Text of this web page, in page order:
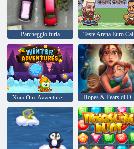
Parcheggio furia Teste
Nom Om: Avventure invernali Hopes &